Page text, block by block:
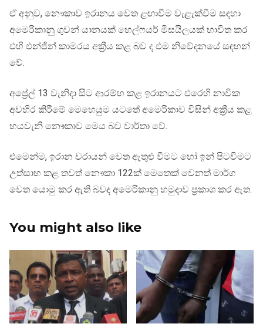
ඒ අනුව, නෞකාව ඉරානය වෙත ළඟාවීම වැළැක්වීම සඳහා
අමෙරිකානු ගුවන් යානයක් හෙල්ෆයර් මිසයිලයක් භාවිත කර
එහි එන්ජින් කාමරය අක්‍රීය කළ බව ද එම නිවේදනයේ සඳහන්
වේ.
අප්‍රේල් 13 වැනිදා සිට ආරම්භ කළ ඉරානයට එරෙහි නාවික
අවහිර කිරීමේ මෙහෙයුම යටතේ අමෙරිකාව විසින් අක්‍රීය කළ
හයවැනි නෞකාව මෙය බව වාර්තා වේ.
එමෙන්ම, ඉරාන වරායන් වෙත ඇතුළු වීමට හෝ ඉන් පිටවීමට
උත්සාහ කළ තවත් නෞකා 122ක් මෙතෙක් වෙනත් මාර්ග
වෙත යොමු කර ඇති බවද අමෙරිකානු හමුදාව ප්‍රකාශ කර ඇත.
You might also like